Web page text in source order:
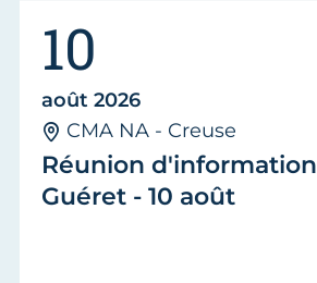
Réunion d'information
Guéret - 10 août
10
août 2026
CMA NA - Creuse